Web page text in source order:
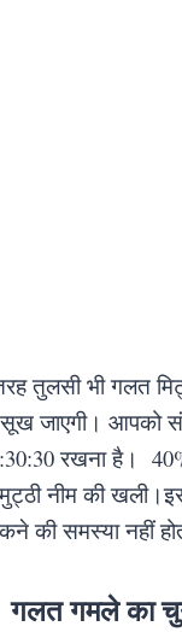
तुलसी भी गलत
जाएगी। आपको
रखना है।
नीम की
की समस्या नहीं
गलत गमले का